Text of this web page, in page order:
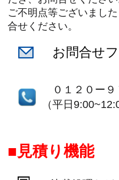
ご不明点等ございまし
合せください。
お問合せ
０１２０ー
（平日
見積り機能